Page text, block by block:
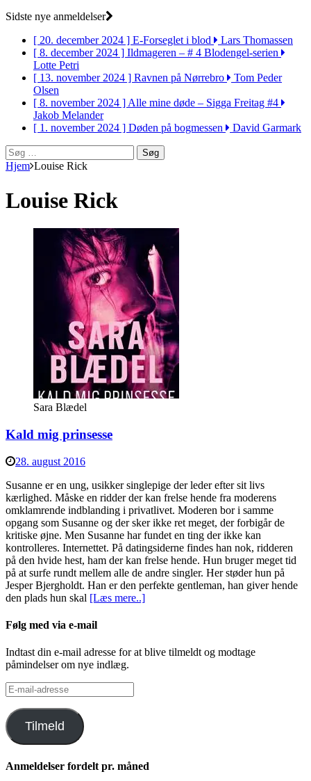
Sidste nye anmeldelser
[ 20. december 2024 ] E-Forseglet i blod
Lars Thomassen
[ 8. december 2024 ] Ildmageren – # 4 Blodengel-serien
Lotte Petri
[ 13. november 2024 ] Ravnen på Nørrebro
Tom Peder
Olsen
[ 8. november 2024 ]Alle mine døde – Sigga Freitag #4
Jakob Melander
[ 1. november 2024 ] Døden på bogmessen
David Garmark
Søg
efter:
Hjem Louise Rick
Louise Rick
Sara Blædel
Kald mig prinsesse
28. august 2016
Susanne er en ung, usikker singlepige der leder efter sit livs
kærlighed. Måske en ridder der kan frelse hende fra moderens
omklamrende indblanding i privatlivet. Moderen bor i samme
opgang som Susanne og der sker ikke ret meget, der forbigår de
kritiske øjne. Men Susanne har fundet en ting der ikke kan
kontrolleres. Internettet. På datingsiderne findes han nok, ridderen
på den hvide hest, ham der kan frelse hende. Hun bruger meget tid
på at surfe rundt mellem alle de andre singler. Her støder hun på
Jesper Bjergholdt. Han er den perfekte gentleman, han giver hende
den plads hun skal [Læs mere..]
Følg med via e-mail
Indtast din e-mail adresse for at blive tilmeldt og modtage
påmindelser om nye indlæg.
E-
mail-
adresse
Tilmeld
Anmeldelser fordelt pr. måned